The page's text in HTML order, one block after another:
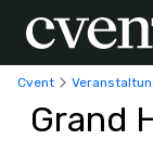
Cvent
Grand